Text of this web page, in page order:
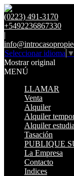
(0223) 491-3170
+5492236867330
|
Seleccionar idioma ▼
Mostrar original
MENÚ
LLAMAR
Venta
Alquiler
Alquiler
Alquiler
Tasación
PUBLIQUE
La Empresa
Contacto
Indices